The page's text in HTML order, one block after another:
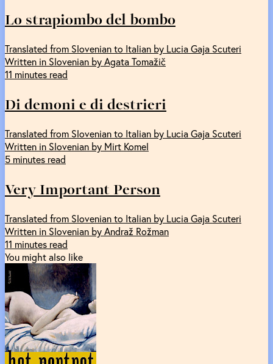
Lo strapiombo del bombo
Translated from Slovenian to Italian by Lucia Gaja Scuteri
Written in Slovenian by Agata Tomažič
11 minutes read
Di demoni e di destrieri
Translated from Slovenian to Italian by Lucia Gaja Scuteri
Written in Slovenian by Mirt Komel
5 minutes read
Very Important Person
Translated from Slovenian to Italian by Lucia Gaja Scuteri
Written in Slovenian by Andraž Rožman
11 minutes read
You might also like